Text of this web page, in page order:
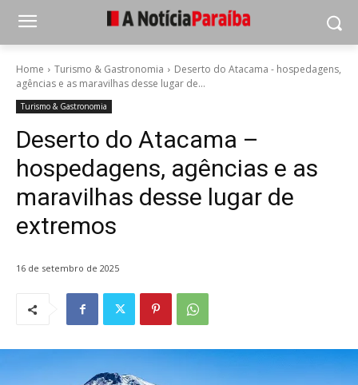
Home Turismo & Gastronomia
Deserto do Atacama - hospedagens,
agências e as maravilhas desse lugar de...
Turismo & Gastronomia
Deserto do Atacama –
hospedagens, agências e as
maravilhas desse lugar de
extremos
16 de setembro de 2025